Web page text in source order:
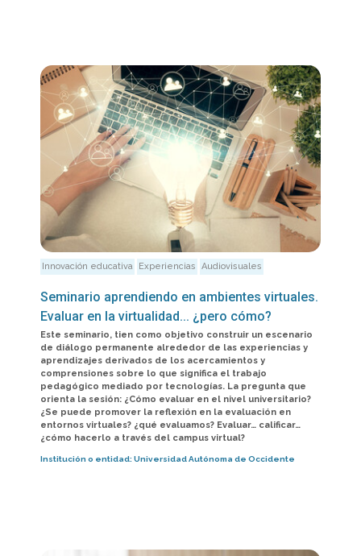
Innovación educativa Experiencias Audiovisuales
Seminario aprendiendo en ambientes virtuales.
Evaluar en la virtualidad... ¿pero cómo?
Este seminario, tien como objetivo construir un escenario
de diálogo permanente alrededor de las experiencias y
aprendizajes derivados de los acercamientos y
comprensiones sobre lo que significa el trabajo
pedagógico mediado por tecnologías. La pregunta que
orienta la sesión: ¿Cómo evaluar en el nivel universitario?
¿Se puede promover la reflexión en la evaluación en
entornos virtuales? ¿qué evaluamos? Evaluar… calificar…
¿cómo hacerlo a través del campus virtual?
Institución o entidad: Universidad Autónoma de Occidente